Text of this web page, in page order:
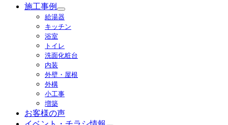
施工事例
サ
ブ
メ
ュ
ー
展
給湯器
キッチン
浴室
トイレ
洗面化粧台
内装
外壁・屋根
外構
小工事
増築
お客様の声